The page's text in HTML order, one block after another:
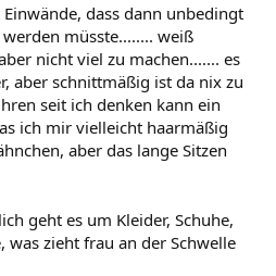
dass dann unbedingt
müsste........ weiß
nicht viel zu machen....... es
aber schnittmäßig ist da nix zu
seit ich denken kann ein
ich mir vielleicht haarmäßig
aber das lange Sitzen
geht es um Kleider, Schuhe,
was zieht frau an der Schwelle